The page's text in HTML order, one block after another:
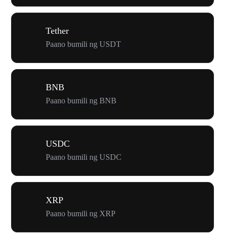
Tether
Paano bumili ng USDT
BNB
Paano bumili ng BNB
USDC
Paano bumili ng USDC
XRP
Paano bumili ng XRP